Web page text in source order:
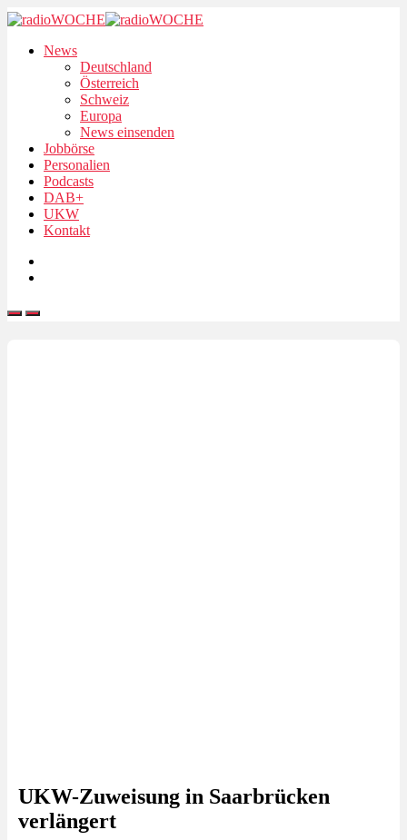
News
Deutschland
Österreich
Schweiz
Europa
News einsenden
Jobbörse
Personalien
Podcasts
DAB+
UKW
Kontakt
UKW-Zuweisung in Saarbrücken
verlängert